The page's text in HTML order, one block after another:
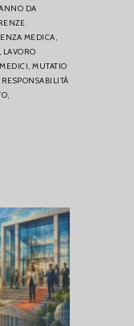
DA
MEDICA,
LAVORO
MUTATIO
RESPONSABILITÀ